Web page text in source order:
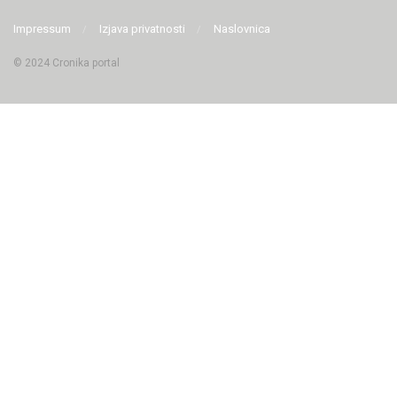
Impressum Izjava privatnosti Naslovnica
© 2024 Cronika portal